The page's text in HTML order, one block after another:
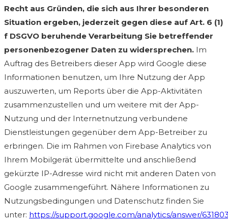
Recht aus Gründen, die sich aus Ihrer besonderen
Situation ergeben, jederzeit gegen diese auf Art. 6 (1)
f DSGVO beruhende Verarbeitung Sie betreffender
personenbezogener Daten zu widersprechen. Im
Auftrag des Betreibers dieser App wird Google diese
Informationen benutzen, um Ihre Nutzung der App
auszuwerten, um Reports über die App-Aktivitäten
zusammenzustellen und um weitere mit der App-
Nutzung und der Internetnutzung verbundene
Dienstleistungen gegenüber dem App-Betreiber zu
erbringen. Die im Rahmen von Firebase Analytics von
Ihrem Mobilgerät übermittelte und anschließend
gekürzte IP-Adresse wird nicht mit anderen Daten von
Google zusammengeführt. Nähere Informationen zu
Nutzungsbedingungen und Datenschutz finden Sie
unter: https://support.google.com/analytics/answer/